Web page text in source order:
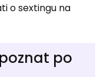
o sextingu na
po